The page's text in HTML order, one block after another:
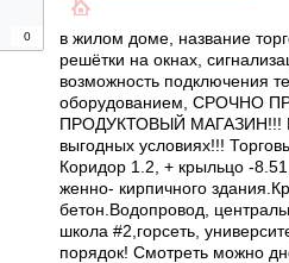
0
в жилом доме, название
решётки на окнах,
возможность подключения
оборудованием, СРОЧНО
ПРОДУКТОВЫЙ МАГАЗИН!!!
выгодных условиях!!!
Коридор 1.2, + крыльцо -
женно- кирпичного
бетон.Водопровод,
школа #2,горсеть,
порядок! Смотреть можно